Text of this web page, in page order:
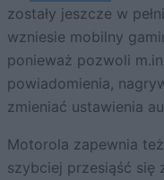
zostały jeszcze w
wzniesie mobilny
ponieważ pozwoli
powiadomienia,
zmieniać ustawienia
Motorola zapewnia
szybciej przesiąść się